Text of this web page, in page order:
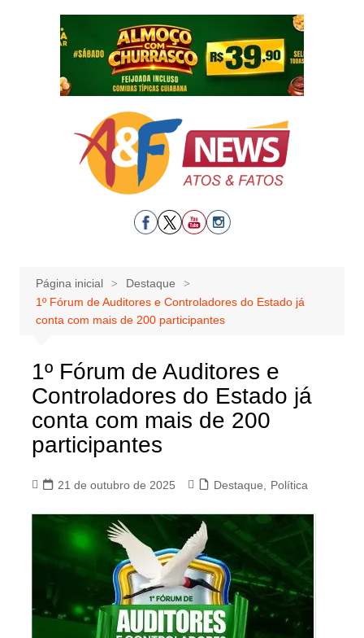
Página inicial
Destaque
1º Fórum de Auditores e Controladores do Estado já
conta com mais de 200 participantes
1º Fórum de Auditores e
Controladores do Estado já
conta com mais de 200
participantes
21 de outubro de 2025 Destaque Política